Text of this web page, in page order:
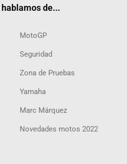
de...
MotoGP
Seguridad
Zona de Pruebas
Yamaha
Marc Márquez
Novedades motos 2022